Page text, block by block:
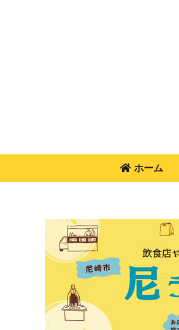
ホーム